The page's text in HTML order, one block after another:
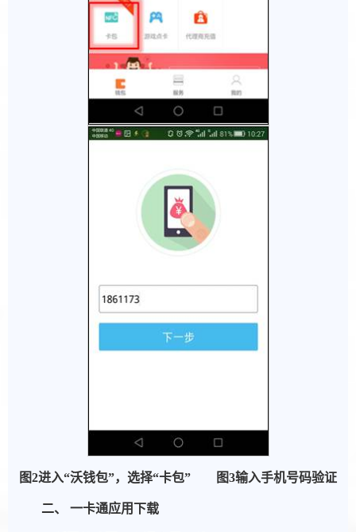
图2进入“沃钱包”，选择“卡包” 图3输入手机号码验证
二、 一卡通应用下载